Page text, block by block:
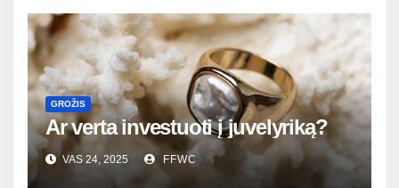
GROŽIS
Ar verta investuoti į juvelyriką?
VAS 24, 2025 FFWC